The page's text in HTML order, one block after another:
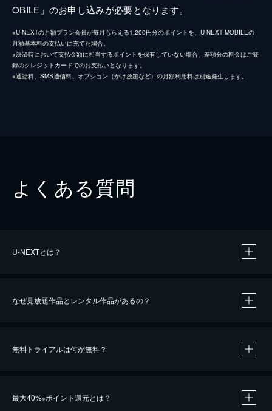
OBILE」のお申し込みが必要となります。
※U-NEXTの月額プラン会員が毎月もらえる1,200円分のポイントを、U-NEXT MOBILEの
月額基本料の支払いに充てた場合。
※決済時において支払金額に相当するポイントを保有していない場合、差額分の料金はご登
録のクレジットカードでのお支払いとなります。
※通話料、SMS通信料、オプション（かけ放題など）の月額利用料は別途発生します。
よくある質問
U-NEXTとは？
なぜ見放題作品とレンタル作品があるの？
無料トライアルは何が無料？
最大40%※ポイント還元とは？